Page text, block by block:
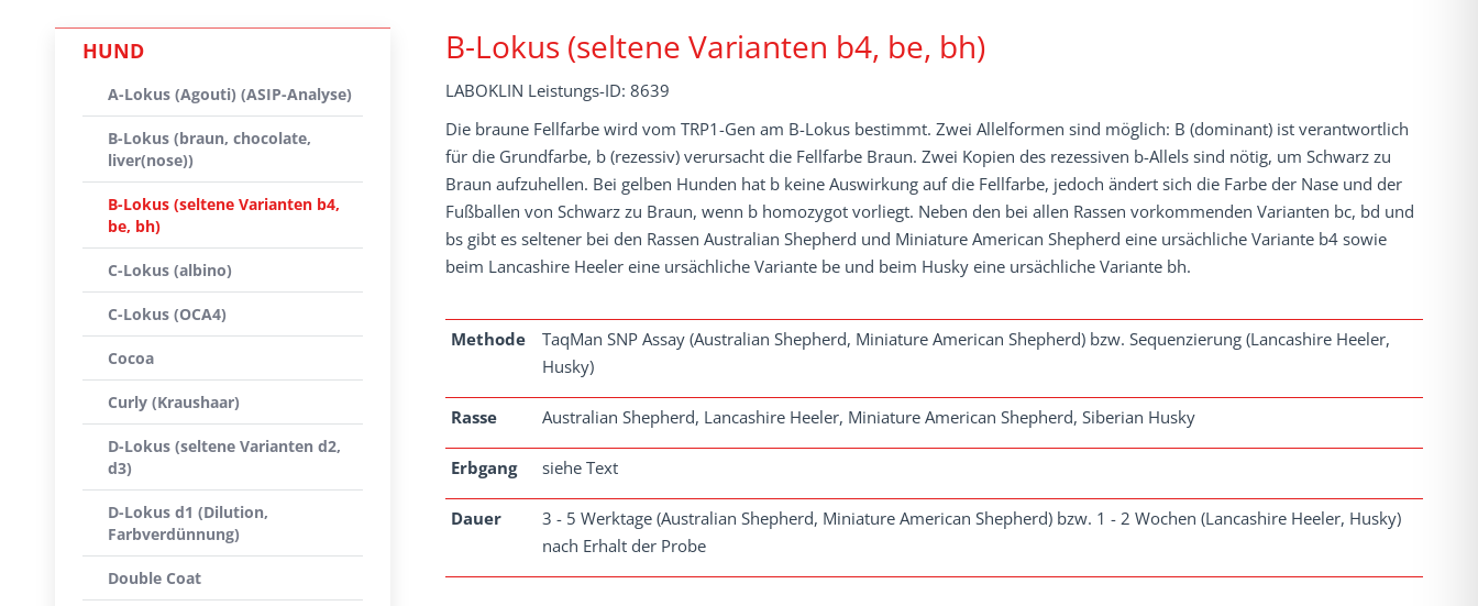
B-Lokus (seltene Varianten b4, be, bh)
LABOKLIN Leistungs-ID: 8639
Die braune Fellfarbe wird vom TRP1-Gen am B-Lokus bestimmt. Zwei Allelformen sind möglich: B (dominant) ist verantwortlich
für die Grundfarbe, b (rezessiv) verursacht die Fellfarbe Braun. Zwei Kopien des rezessiven b-Allels sind nötig, um Schwarz zu
Braun aufzuhellen. Bei gelben Hunden hat b keine Auswirkung auf die Fellfarbe, jedoch ändert sich die Farbe der Nase und der
Fußballen von Schwarz zu Braun, wenn b homozygot vorliegt. Neben den bei allen Rassen vorkommenden Varianten bc, bd und
bs gibt es seltener bei den Rassen Australian Shepherd und Miniature American Shepherd eine ursächliche Variante b4 sowie
beim Lancashire Heeler eine ursächliche Variante be und beim Husky eine ursächliche Variante bh.
Methode
TaqMan SNP Assay (Australian Shepherd, Miniature American Shepherd) bzw. Sequenzierung (Lancashire Heeler,
Husky)
Rasse Australian Shepherd, Lancashire Heeler, Miniature American Shepherd, Siberian Husky
Erbgang siehe Text
Dauer
3 - 5 Werktage (Australian Shepherd, Miniature American Shepherd) bzw. 1 - 2 Wochen (Lancashire Heeler, Husky)
nach Erhalt der Probe
HUND
A-Lokus (Agouti) (ASIP-Analyse)
B-Lokus (braun, chocolate,
liver(nose))
B-Lokus (seltene Varianten b4,
be, bh)
C-Lokus (albino)
C-Lokus (OCA4)
Cocoa
Curly (Kraushaar)
D-Lokus (seltene Varianten d2,
d3)
D-Lokus d1 (Dilution,
Farbverdünnung)
Double Coat